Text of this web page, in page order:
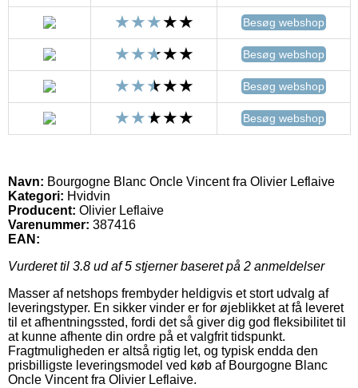
Besøg webshop
Besøg webshop
Besøg webshop
Besøg webshop
Navn: Bourgogne Blanc Oncle Vincent fra Olivier Leflaive
Kategori: Hvidvin
Producent: Olivier Leflaive
Varenummer: 387416
EAN:
Vurderet til 3.8 ud af 5 stjerner baseret på 2 anmeldelser
Masser af netshops frembyder heldigvis et stort udvalg af
leveringstyper. En sikker vinder er for øjeblikket at få leveret
til et afhentningssted, fordi det så giver dig god fleksibilitet til
at kunne afhente din ordre på et valgfrit tidspunkt.
Fragtmuligheden er altså rigtig let, og typisk endda den
prisbilligste leveringsmodel ved køb af Bourgogne Blanc
Oncle Vincent fra Olivier Leflaive.